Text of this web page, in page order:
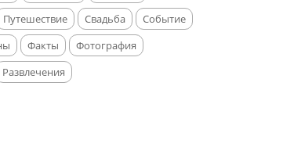
Путешествие Свадьба
Событие
Факты
Фотография
Развлечения